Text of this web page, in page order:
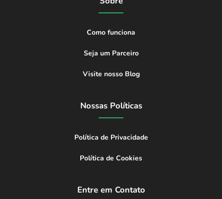
Como funciona
Seja um Parceiro
Visite nosso Blog
Nossas Políticas
Política de Privacidade
Política de Cookies
Entre em Contato